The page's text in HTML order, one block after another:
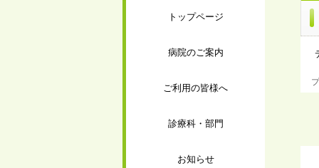
トップページ
病院のご案内
ご利用の皆様へ
診療科・部門
お知らせ